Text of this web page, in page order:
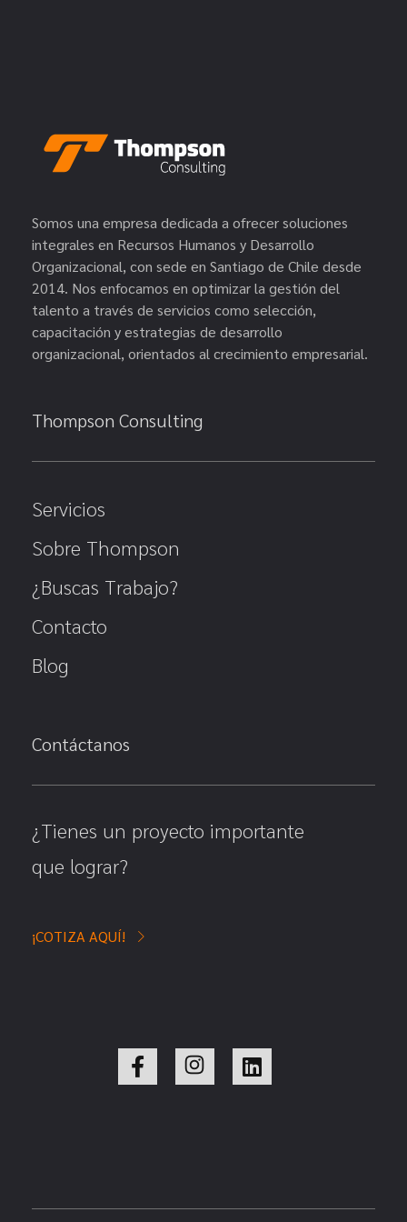
Somos una empresa dedicada a ofrecer soluciones
integrales en Recursos Humanos y Desarrollo
Organizacional, con sede en Santiago de Chile desde
2014. Nos enfocamos en optimizar la gestión del
talento a través de servicios como selección,
capacitación y estrategias de desarrollo
organizacional, orientados al crecimiento empresarial.
Thompson Consulting
Servicios
Sobre Thompson
¿Buscas Trabajo?
Contacto
Blog
Contáctanos
¿Tienes un proyecto importante
que lograr?
¡COTIZA AQUÍ!